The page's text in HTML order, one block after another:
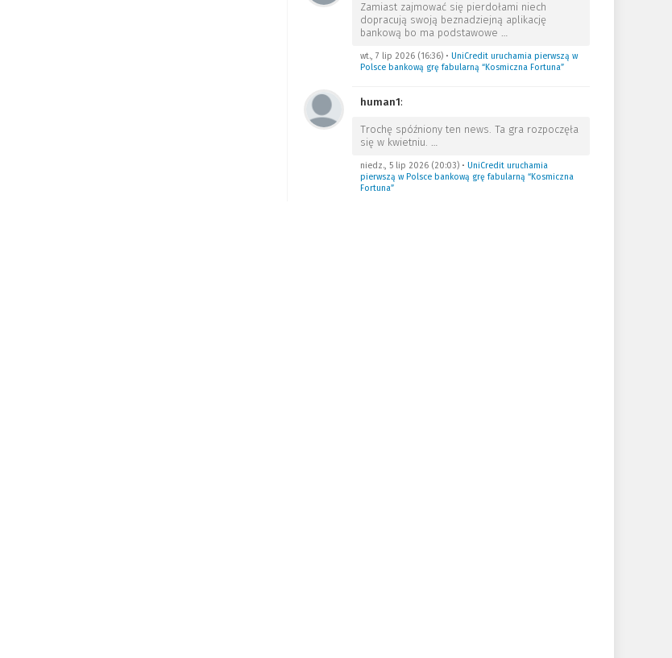
Zamiast zajmować się pierdołami niech
dopracują swoją beznadziejną aplikację
bankową bo ma podstawowe …
wt., 7 lip 2026 (16:36)• UniCredit uruchamia pierwszą w
Polsce bankową grę fabularną “Kosmiczna Fortuna”
human1:
Trochę spóźniony ten news. Ta gra rozpoczęła
się w kwietniu. …
niedz., 5 lip 2026 (20:03)• UniCredit uruchamia
pierwszą w Polsce bankową grę fabularną “Kosmiczna
Fortuna”